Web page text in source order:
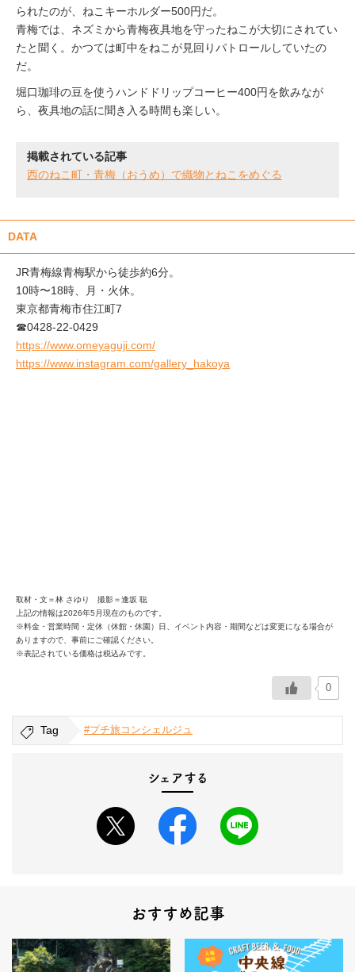
られたのが、ねこキーホルダー500円だ。
青梅では、ネズミから青梅夜具地を守ったねこが大切にされてい
たと聞く。かつては町中をねこが見回りパトロールしていたの
だ。
堀口珈琲の豆を使うハンドドリップコーヒー400円を飲みなが
ら、夜具地の話に聞き入る時間も楽しい。
掲載されている記事
西のねこ町・青梅（おうめ）で織物とねこをめぐる
DATA
JR青梅線青梅駅から徒歩約6分。
10時〜18時、月・火休。
東京都青梅市住江町7
☎0428-22-0429
https://www.omeyaguji.com/
https://www.instagram.com/gallery_hakoya
取材・文＝林 さゆり 撮影＝逢坂 聡
上記の情報は2026年5月現在のものです。
※料金・営業時間・定休（休館・休園）日、イベント内容・期間などは変更になる場合が
ありますので、事前にご確認ください。
※表記されている価格は税込みです。
0
Tag #プチ旅コンシェルジュ
シェアする
おすすめ記事